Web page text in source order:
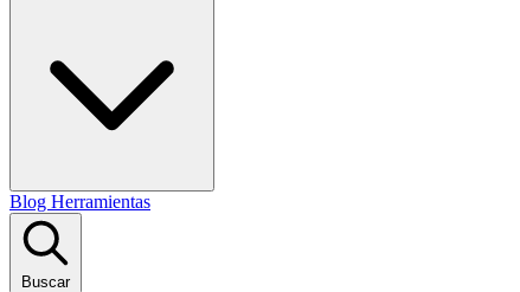
Blog Herramientas
Buscar